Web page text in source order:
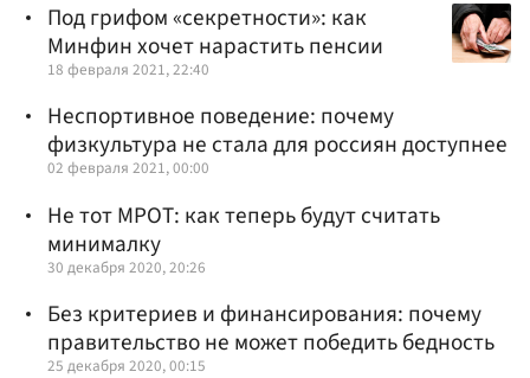
Под грифом «секретности»: как
Минфин хочет нарастить пенсии
18 февраля 2021, 22:40
Неспортивное поведение: почему
физкультура не стала для россиян доступнее
02 февраля 2021, 00:00
Не тот МРОТ: как теперь будут считать
минималку
30 декабря 2020, 20:26
Без критериев и финансирования: почему
правительство не может победить бедность
25 декабря 2020, 00:15